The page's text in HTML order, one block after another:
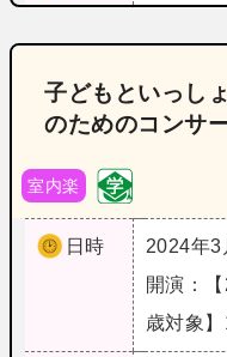
子どもといっし
のためのコンサ
室内楽
日時
2024年3
開演：
歳対象